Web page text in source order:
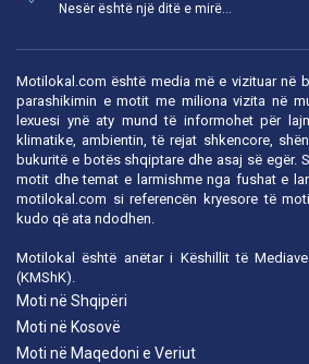
Nesër është një ditë e mirë...
Motilokal.com është media më e vizituar në
parashikimin e motit me miliona vizita në
lexuesi ynë aty mund të informohet për
klimatike, ambientin, të rejat shkencore,
bukuritë e botës shqiptare dhe asaj së egër.
motit dhe temat e larmishme nga fushat e
motilokal.com si referencën kryesore të
kudo që ata ndodhen.
Motilokal është anëtar i Këshillit të
(KMShK).
Moti në Shqipëri
Moti në Kosovë
Moti në Maqedoni e Veriut